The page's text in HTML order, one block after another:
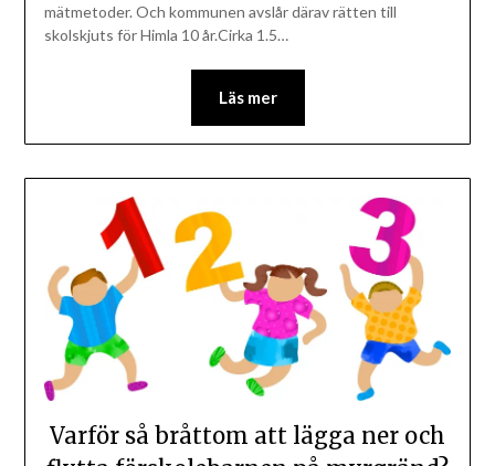
mätmetoder. Och kommunen avslår därav rätten till
skolskjuts för Himla 10 år.Cirka 1.5…
Läs mer
Varför så bråttom att lägga ner och